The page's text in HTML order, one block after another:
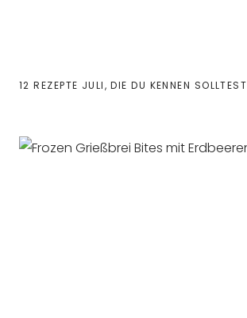
12 REZEPTE JULI, DIE DU KENNEN SOLLTEST